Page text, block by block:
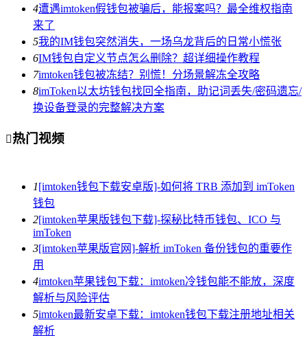
4遭遇imtoken假钱包被骗后，能报案吗？最全维权指南
来了
5我的IM钱包突然消失，一场乌龙背后的日常小慌张
6IM钱包自定义节点怎么删除？超详细操作教程
7imtoken钱包被冻结？别慌！分场景解冻全攻略
8imToken以太坊钱包找回全指南，助记词丢失/密码遗忘/
换设备登录的完整解决方案
热门视频
1[imtoken钱包下载安卓版]-如何将 TRB 添加到 imToken
钱包
2[imtoken苹果版钱包下载]-探秘比特币钱包、ICO 与
imToken
3[imtoken苹果版官网]-解析 imToken 备份钱包的重要作
用
4imtoken苹果钱包下载：imtoken冷钱包能不能放，深度
解析与风险评估
5imtoken最新安卓下载：imtoken钱包下载注册地址相关
解析